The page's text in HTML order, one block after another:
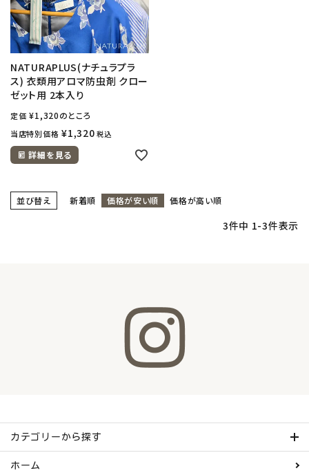
NATURAPLUS(ナチュラプラ
ス) 衣類用アロマ防虫剤 クロー
ゼット用 2本入り
定価 ¥1,320のところ
当店特別価格 ¥1,320 税込
詳細を見る
並び替え 新着順 価格が安い順 価格が高い順
3件中 1-3件表示
カテゴリーから探す
ホーム